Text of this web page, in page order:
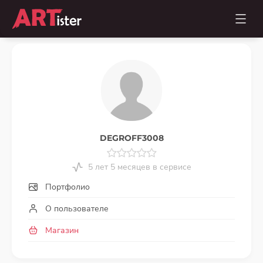
DEGROFF3008
5 лет 5 месяцев в сервисе
Портфолио
О пользователе
Магазин